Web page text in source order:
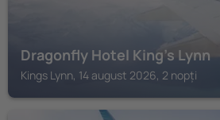
Dragonfly Hotel King's Lynn
Kings Lynn, 14 august 2026, 2 nopți